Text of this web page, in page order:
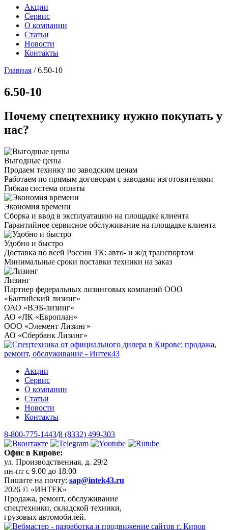
Акции
Сервис
О компании
Статьи
Новости
Контакты
Главная /6.50-10
6.50-10
Почему спецтехнику нужно покупать у
нас?
Выгодные цены
Продаем технику по заводским ценам
Работаем по прямым договорам с заводами изготовителями
Гибкая система оплаты
Экономия времени
Сборка и ввод в эксплуатацию на площадке клиента
Гарантийное сервисное обслуживание на площадке клиента
Удобно и быстро
Доставка по всей России ТК: авто- и ж/д транспортом
Минимальные сроки поставки техники на заказ
Лизинг
Партнер федеральных лизинговых компаний ООО
«Балтийский лизинг»
ОАО «ВЭБ-лизинг»
АО «ЛК «Европлан»
ООО «Элемент Лизинг»
АО «Сбербанк Лизинг»
Акции
Сервис
О компании
Статьи
Новости
Контакты
8-800-775-1443/8 (8332) 499-303
Офис в Кирове:
ул. Производственная, д. 29/2
пн-пт с 9.00 до 18.00
Пишите на почту: sap@intek43.ru
2026 © «ИНТЕК»
Продажа, ремонт, обслуживание
спецтехники, складской техники,
грузовых автомобилей.